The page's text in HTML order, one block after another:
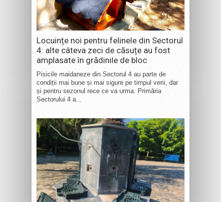
Locuințe noi pentru felinele din Sectorul
4: alte câteva zeci de căsuțe au fost
amplasate în grădinile de bloc
Pisicile maidaneze din Sectorul 4 au parte de
condiții mai bune și mai sigure pe timpul verii, dar
și pentru sezonul rece ce va urma. Primăria
Sectorului 4 a...